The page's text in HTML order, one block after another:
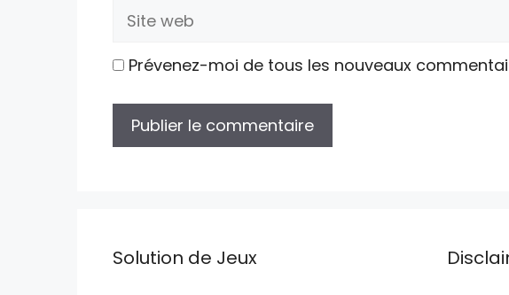
Site
Prévenez-moi de tous les nouveaux
Solution de Jeux